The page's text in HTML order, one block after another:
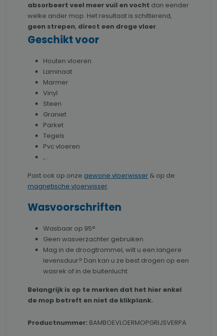
absorbeert veel meer vuil en vocht dan eender
welke ander mop. Het resultaat is schitterend,
geen strepen, direct een droge vloer.
Geschikt voor
Houten vloeren
Laminaat
Marmer
Vinyl
Steen
Graniet
Parket
Tegels
Pvc vloeren
,...
Past ook op onze gewone vloerwisser & op de
magnetische vloerwisser.
Wasvoorschriften
Wasbaar op 95°
Geen wasverzachter gebruiken
Mag in de droogtrommel, wilt u een langere
levensduur? Dan kan u ze best drogen op een
wasrek of in de buitenlucht.
Belangrijk is op te merken dat het hier enkel
de mop betreft en niet de klikplank.
Productnummer: BAMBOEVLOERMOPGRIJSVERPA